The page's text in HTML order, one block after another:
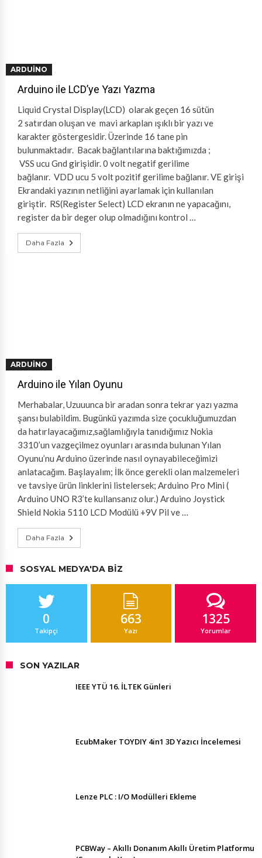
ARDUINO
Arduino ile LCD’ye Yazı Yazma
Liquid Crystal Display(LCD) olarak geçen 16 sütün
2 satırdan oluşan ve mavi arkaplan ışıklı bir yazı ve
karakter göstergesidir. Üzerinde 16 tane pin
bulunmaktadır. Bacak bağlantılarına baktığımızda ;
VSS ucu Gnd girişidir. 0 volt negatif gerilime
bağlanır. VDD ucu 5 volt pozitif gerilime bağlanır. VE girişi
Ekrandaki yazının netliğini ayarlamak için kullanılan
giriştir. RS(Register Select) LCD ekranın ne yapacağını,
register da bir deger olup olmadığını kontrol …
Daha Fazla
ARDUINO
Arduino ile Yılan Oyunu
Merhabalar, Uzuuunca bir aradan sonra tekrar yazı yazma
şansı bulabildim. Bugünkü yazımda size çocukluğumuzdan
da hatırlayacağımız,sağlamlığıyla tanıdığımız Nokia
3310’un vazgeçilmez oyunları arasında bulunan Yılan
Oyunu’nu Arduino üzerinde nasıl oynayabileceğimizi
anlatacağım. Başlayalım; İlk önce gerekli olan malzemeleri
ve tavsiye ürün linklerini listelersek; Arduino Pro Mini (
Arduino UNO R3’te kullansanız olur.) Arduino Joystick
Shield Nokia 5110 LCD Modülü +9V Pil ve …
Daha Fazla
SOSYAL MEDYA'DA BIZ
0
Takipçi
663
Yazı
1325
Yorumlar
SON YAZILAR
IEEE YTÜ 16. İLTEK Günleri
EcubMaker TOYDIY 4in1 3D Yazıcı İncelemesi
Lenze PLC : I/O Modülleri Ekleme
PCBWay – Akıllı Donanım Akıllı Üretim Platformu